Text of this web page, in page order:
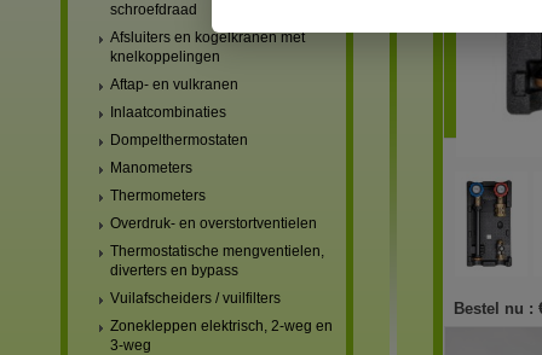
schroefdraad
Afsluiters en kogelkranen met
knelkoppelingen
Aftap- en vulkranen
Inlaatcombinaties
Dompelthermostaten
Manometers
Thermometers
Overdruk- en overstortventielen
Thermostatische mengventielen,
diverters en bypass
Vuilafscheiders / vuilfilters
Zonekleppen elektrisch, 2-weg en
3-weg
Bestel nu :